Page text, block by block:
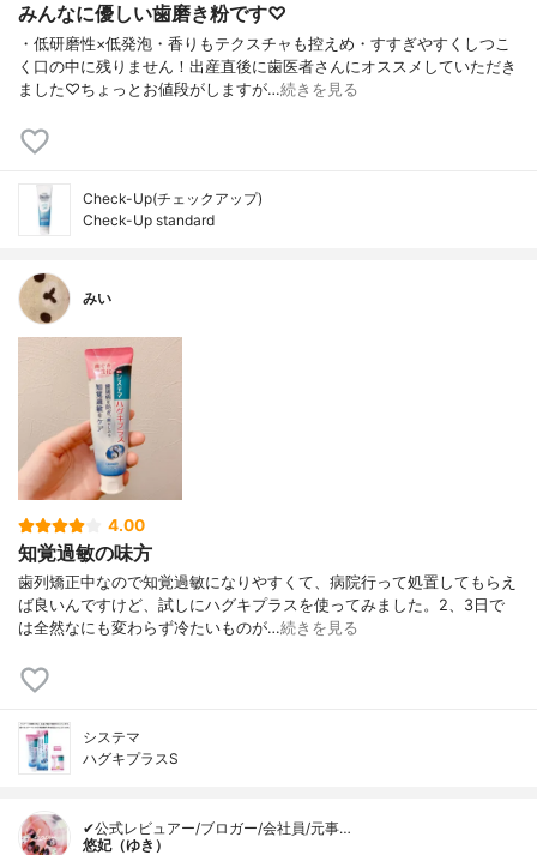
みんなに優しい歯磨き粉です♡
・低研磨性×低発泡・香りもテクスチャも控えめ・すすぎやすくしつこ
く口の中に残りません！出産直後に歯医者さんにオススメしていただき
ました♡ちょっとお値段がしますが…続きを見る
Check-Up(チェックアップ)
Check-Up standard
みい
4.00
知覚過敏の味方
歯列矯正中なので知覚過敏になりやすくて、病院行って処置してもらえ
ば良いんですけど、試しにハグキプラスを使ってみました。2、3日で
は全然なにも変わらず冷たいものが…続きを見る
システマ
ハグキプラスS
✔公式レビュアー/ブロガー/会社員/元事…
悠妃（ゆき）